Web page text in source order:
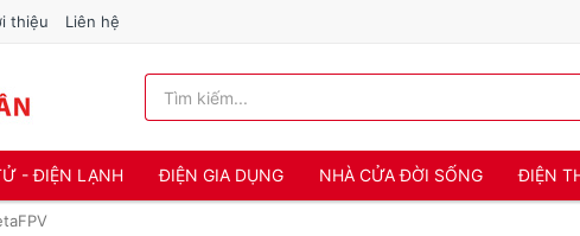
thiệu Liên hệ
- ĐIỆN LẠNH ĐIỆN GIA DỤNG NHÀ CỬA ĐỜI SỐNG ĐIỆN